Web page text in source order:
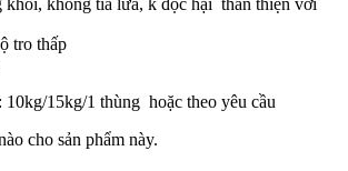
không tia lửa, k độc hại thân thiện với
tro thấp
10kg/15kg/1 thùng hoặc theo yêu cầu
cho sản phẩm này.